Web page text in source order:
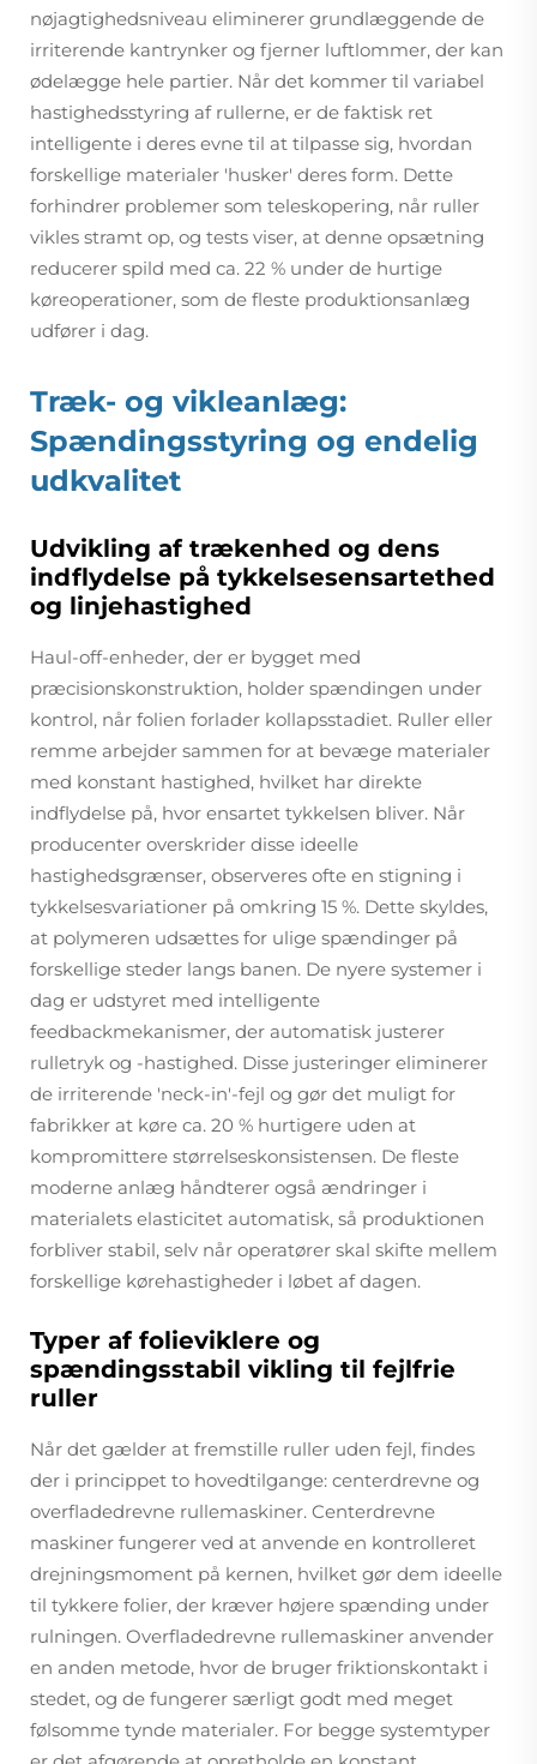
nøjagtighedsniveau eliminerer grundlæggende de
irriterende kantrynker og fjerner luftlommer, der kan
ødelægge hele partier. Når det kommer til variabel
hastighedsstyring af rullerne, er de faktisk ret
intelligente i deres evne til at tilpasse sig, hvordan
forskellige materialer 'husker' deres form. Dette
forhindrer problemer som teleskopering, når ruller
vikles stramt op, og tests viser, at denne opsætning
reducerer spild med ca. 22 % under de hurtige
køreoperationer, som de fleste produktionsanlæg
udfører i dag.
Træk- og vikleanlæg:
Spændingsstyring og endelig
udkvalitet
Udvikling af trækenhed og dens
indflydelse på tykkelsesensartethed
og linjehastighed
Haul-off-enheder, der er bygget med
præcisionskonstruktion, holder spændingen under
kontrol, når folien forlader kollapsstadiet. Ruller eller
remme arbejder sammen for at bevæge materialer
med konstant hastighed, hvilket har direkte
indflydelse på, hvor ensartet tykkelsen bliver. Når
producenter overskrider disse ideelle
hastighedsgrænser, observeres ofte en stigning i
tykkelsesvariationer på omkring 15 %. Dette skyldes,
at polymeren udsættes for ulige spændinger på
forskellige steder langs banen. De nyere systemer i
dag er udstyret med intelligente
feedbackmekanismer, der automatisk justerer
rulletryk og -hastighed. Disse justeringer eliminerer
de irriterende 'neck-in'-fejl og gør det muligt for
fabrikker at køre ca. 20 % hurtigere uden at
kompromittere størrelseskonsistensen. De fleste
moderne anlæg håndterer også ændringer i
materialets elasticitet automatisk, så produktionen
forbliver stabil, selv når operatører skal skifte mellem
forskellige kørehastigheder i løbet af dagen.
Typer af folieviklere og
spændingsstabil vikling til fejlfrie
ruller
Når det gælder at fremstille ruller uden fejl, findes
der i princippet to hovedtilgange: centerdrevne og
overfladedrevne rullemaskiner. Centerdrevne
maskiner fungerer ved at anvende en kontrolleret
drejningsmoment på kernen, hvilket gør dem ideelle
til tykkere folier, der kræver højere spænding under
rulningen. Overfladedrevne rullemaskiner anvender
en anden metode, hvor de bruger friktionskontakt i
stedet, og de fungerer særligt godt med meget
følsomme tynde materialer. For begge systemtyper